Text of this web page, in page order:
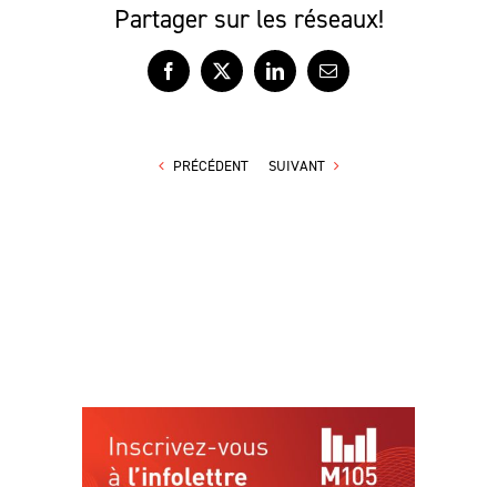
Partager sur les réseaux!
Facebook
X LinkedInCourriel
PRÉCÉDENT SUIVANT